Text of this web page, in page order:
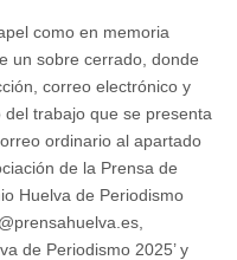
como en memoria
un sobre cerrado, donde
correo electrónico y
trabajo que se presenta
ordinario al apartado
de la Prensa de
Huelva de Periodismo
de Periodismo 2025’ y